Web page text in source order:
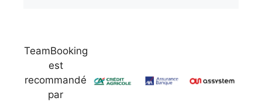
TeamBooking
est
recommandé
par